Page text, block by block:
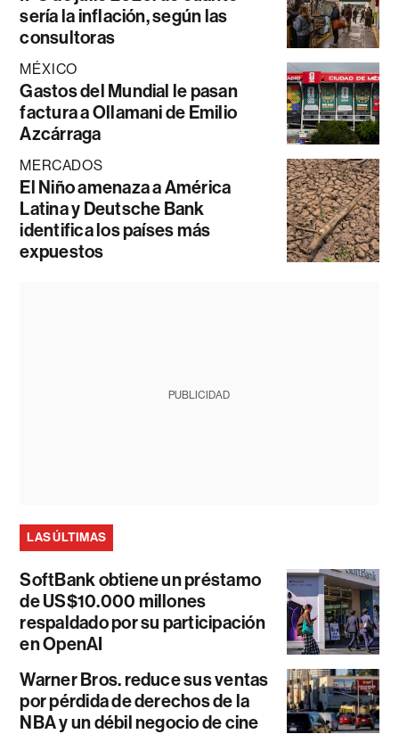
sería la inflación, según las
consultoras
MÉXICO
Gastos del Mundial le pasan
factura a Ollamani de Emilio
Azcárraga
MERCADOS
El Niño amenaza a América
Latina y Deutsche Bank
identifica los países más
expuestos
PUBLICIDAD
LAS ÚLTIMAS
SoftBank obtiene un préstamo
de US$10.000 millones
respaldado por su participación
en OpenAI
Warner Bros. reduce sus ventas
por pérdida de derechos de la
NBA y un débil negocio de cine